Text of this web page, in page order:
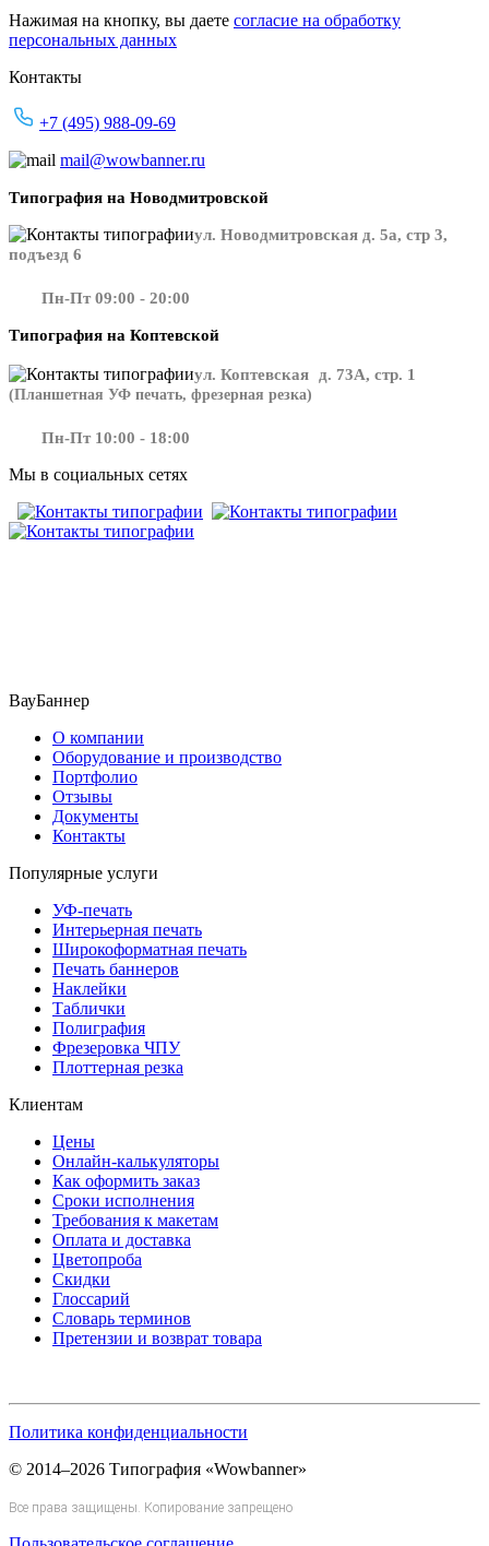
Нажимая на кнопку, вы даете согласие на обработку
персональных данных
Контакты
+7 (495) 988-09-69
mail@wowbanner.ru
Типография на Новодмитровской
ул. Новодмитровская д. 5а, стр 3,
подъезд 6
Пн-Пт 09:00 - 20:00
Типография на Коптевской
ул. Коптевская д. 73А, стр. 1
(Планшетная УФ печать, фрезерная резка)
Пн-Пт 10:00 - 18:00
Мы в социальных сетях
ВауБаннер
О компании
Оборудование и производство
Портфолио
Отзывы
Документы
Контакты
Популярные услуги
УФ-печать
Интерьерная печать
Широкоформатная печать
Печать баннеров
Наклейки
Таблички
Полиграфия
Фрезеровка ЧПУ
Плоттерная резка
Клиентам
Цены
Онлайн-калькуляторы
Как оформить заказ
Сроки исполнения
Требования к макетам
Оплата и доставка
Цветопроба
Скидки
Глоссарий
Словарь терминов
Претензии и возврат товара
Политика конфиденциальности
© 2014–2026 Типография «Wowbanner»
Все права защищены. Копирование запрещено